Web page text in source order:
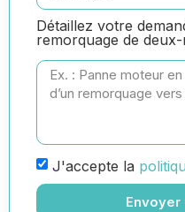
Détaillez votre
remorquage de
J'accepte la
Envoyer